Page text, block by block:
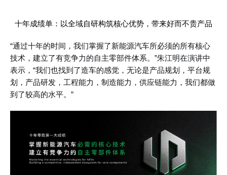
十年成绩单：以全域自研构筑核心优势，带来好而不贵产品
“通过十年的时间，我们掌握了新能源汽车所必须的所有核心
技术，建立了有竞争力的自主零部件体系。”朱江明在演讲中
表示，“我们也找到了造车的感觉，无论是产品规划，平台规
划，产品研发，工程能力，制造能力，供应链能力，我们都做
到了较高的水平。 ”